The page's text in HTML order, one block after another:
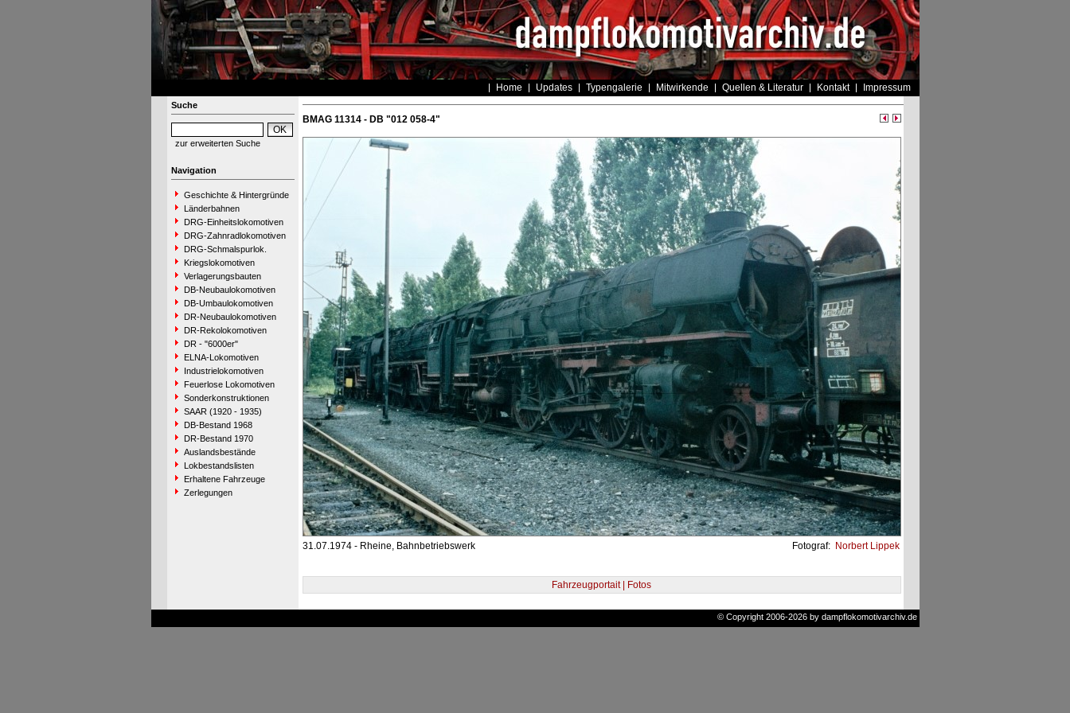
Home Updates Typengalerie Mitwirkende Quellen & Literatur Kontakt Impressum
Suche
zur erweiterten Suche
Navigation
Geschichte & Hintergründe
Länderbahnen
DRG-Einheitslokomotiven
DRG-Zahnradlokomotiven
DRG-Schmalspurlok.
Kriegslokomotiven
Verlagerungsbauten
DB-Neubaulokomotiven
DB-Umbaulokomotiven
DR-Neubaulokomotiven
DR-Rekolokomotiven
DR - "6000er"
ELNA-Lokomotiven
Industrielokomotiven
Feuerlose Lokomotiven
Sonderkonstruktionen
SAAR (1920 - 1935)
DB-Bestand 1968
DR-Bestand 1970
Auslandsbestände
Lokbestandslisten
Erhaltene Fahrzeuge
Zerlegungen
BMAG 11314 - DB "012 058-4"
31.07.1974 - Rheine, Bahnbetriebswerk Fotograf: Norbert Lippek
Fahrzeugportait | Fotos
© Copyright 2006-2026 by dampflokomotivarchiv.de